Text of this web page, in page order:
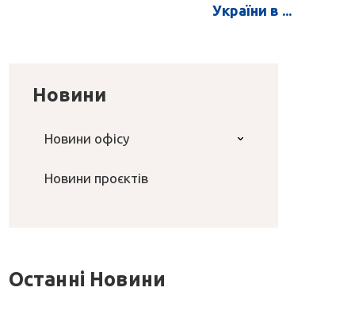
України в ...
Новини
Новини офісу
Новини проєктів
Останні Новини